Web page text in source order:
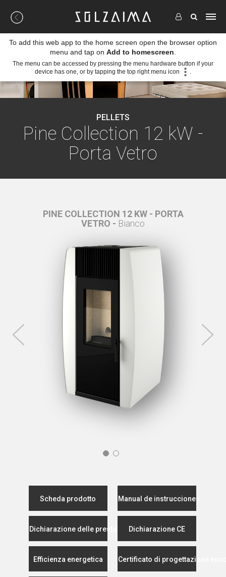
PELLETS
Pine Collection 12 kW -
Porta Vetro
PINE COLLECTION 12 KW - PORTA
VETRO - Bianco
Scheda prodotto Manual de instrucciones
Dichiarazione delle prestazioniDichiarazione CE
Efficienza energetica Certificato di progettazione
To add this web app to the home screen open the browser option
menu and tap on Add to homescreen
The menu can be accessed by pressing the menu hardware button if your
device has one, or by tapping the top right menu icon
.